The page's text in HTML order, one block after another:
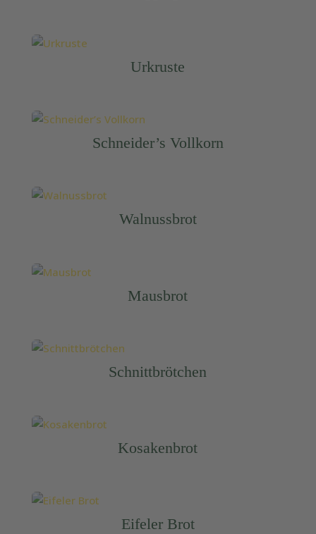
Urkruste
Schneider’s Vollkorn
Walnussbrot
Mausbrot
Schnittbrötchen
Kosakenbrot
Eifeler Brot